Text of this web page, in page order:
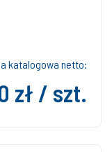
katalogowa netto:
zł / szt.